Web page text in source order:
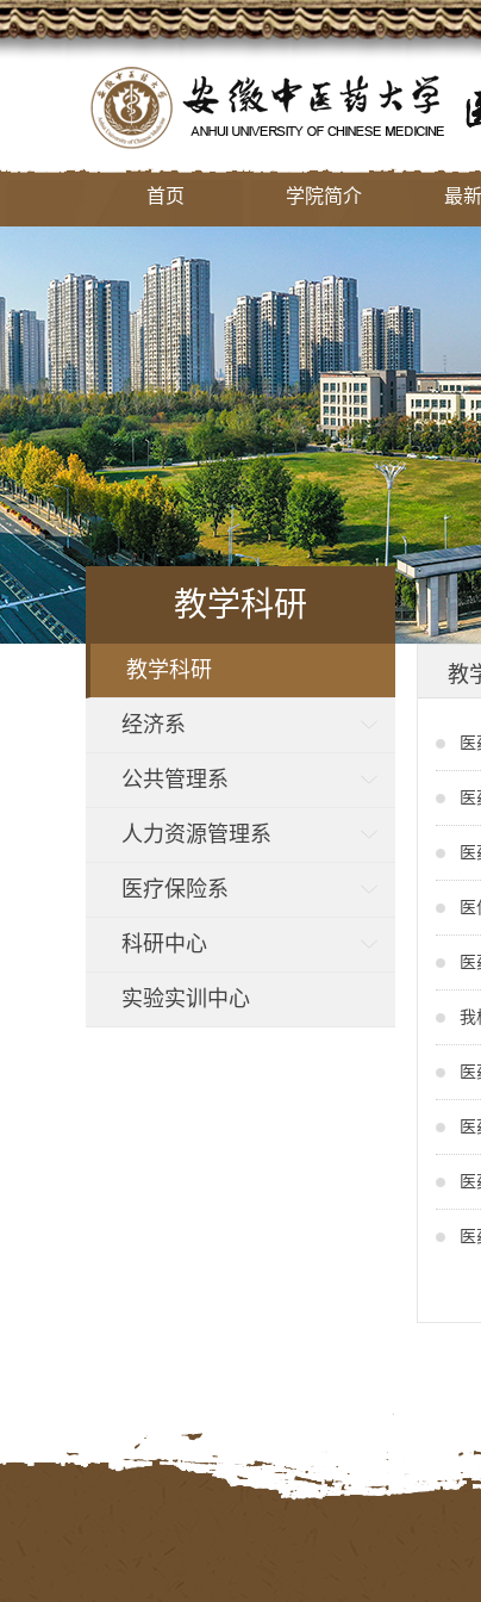
首页 学院简介 最
教学科研
教学科研
经济系
公共管理系
人力资源管理系
医疗保险系
科研中心
实验实训中心
教
我